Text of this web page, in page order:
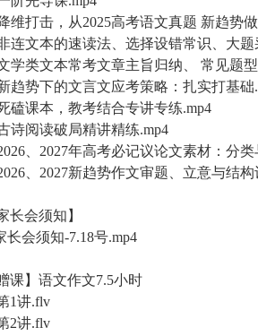
维打击，从2025高考语文真题 新趋势
连文本的速读法、选择设错常识、大题
学类文本常考文章主旨归纳、 常见题
趋势下的文言文应考策略：扎实打基础
磕课本，教考结合专讲专练.mp4
诗阅读破局精讲精练.mp4
、2027年高考必记议论文素材：分
、2027新趋势作文审题、立意与结
长会须知】
会须知-7.18号.mp4
课】语文作文7.5小时
1讲.flv
2讲.flv